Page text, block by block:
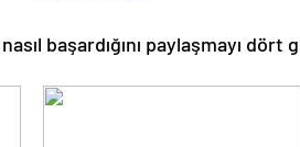
başardığını paylaşmayı